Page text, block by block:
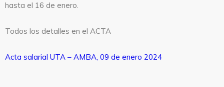
hasta el 16 de enero.
Todos los detalles en el ACTA
Acta salarial UTA – AMBA, 09 de enero 2024